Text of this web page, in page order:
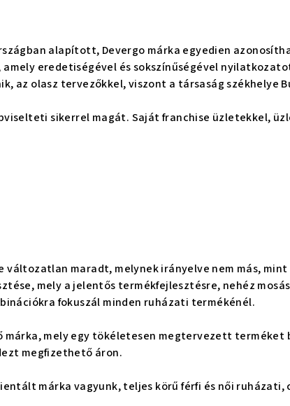
alapított, Devergo márka egyedien
eredetiségével és sokszínűségével
az olasz tervezőkkel, viszont a társaság székhelye
sikerrel magát. Saját franchise üzletekkel,
változatlan maradt, melynek irányelve nem más,
mely a jelentős termékfejlesztésre, nehéz
fokuszál minden ruházati termékénél.
márka, mely egy tökéletesen megtervezett
megfizethető áron.
márka vagyunk, teljes körű férfi és női ruházati,